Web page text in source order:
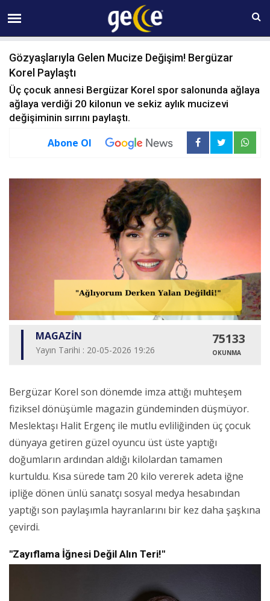
09 AĞUSTOS Pazar 00:41
Gözyaşlarıyla Gelen Mucize Değişim! Bergüzar
Korel Paylaştı
Üç çocuk annesi Bergüzar Korel spor salonunda ağlaya
ağlaya verdiği 20 kilonun ve sekiz aylık mucizevi
değişiminin sırrını paylaştı.
Abone Ol
MAGAZİN
Yayın Tarihi : 20-05-2026 19:26
75133
OKUNMA
Bergüzar Korel son dönemde imza attığı muhteşem
fiziksel dönüşümle magazin gündeminden düşmüyor.
Meslektaşı Halit Ergenç ile mutlu evliliğinden üç çocuk
dünyaya getiren güzel oyuncu üst üste yaptığı
doğumların ardından aldığı kilolardan tamamen
kurtuldu. Kısa sürede tam 20 kilo vererek adeta iğne
ipliğe dönen ünlü sanatçı sosyal medya hesabından
yaptığı son paylaşımla hayranlarını bir kez daha şaşkına
çevirdi.
"Zayıflama İğnesi Değil Alın Teri!"